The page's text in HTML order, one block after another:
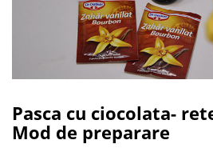
Pasca cu ciocolata-
Mod de preparare